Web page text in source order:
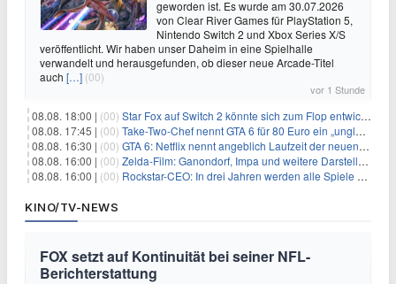
geworden ist. Es wurde am 30.07.2026
von Clear River Games für PlayStation 5,
Nintendo Switch 2 und Xbox Series X/S
veröffentlicht. Wir haben unser Daheim in eine Spielhalle
verwandelt und herausgefunden, ob dieser neue Arcade-Titel
auch […] (00)
vor 1 Stunde
08.08. 18:00 | (00) Star Fox auf Switch 2 könnte sich zum Flop entwickeln
08.08. 17:45 | (00) Take-Two-Chef nennt GTA 6 für 80 Euro ein „unglaubliches Schnäppchen“
08.08. 16:30 | (00) GTA 6: Netflix nennt angeblich Laufzeit der neuen Gameplay-Präsentation
08.08. 16:00 | (00) Zelda-Film: Ganondorf, Impa und weitere Darsteller sollen feststehen
08.08. 16:00 | (00) Rockstar-CEO: In drei Jahren werden alle Spiele gestreamt
KINO/TV-NEWS
FOX setzt auf Kontinuität bei seiner NFL-
Berichterstattung